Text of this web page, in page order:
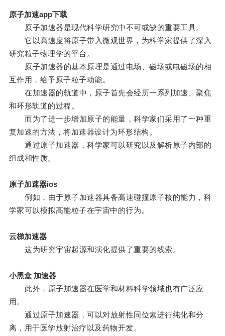
原子加速app下载
原子加速器是现代科学研究中不可或缺的重要工具。
它以高速度将原子带入微观世界，为科学家提供了深入
研究粒子物理学的平台。
原子加速器的基本原理是通过电场、磁场或电磁场的相
互作用，给予原子粒子动能。
在加速器的轨道中，原子首先会经历一系列加速、聚焦
和环形轨道的过程。
而为了进一步增加原子的能量，科学家们采用了一种重
复加速的方法，将加速器设计为环形结构。
通过原子加速器，科学家可以研究以及解析原子内部的
组成和性质。
原子加速器ios
例如，由于原子加速器具备高速碰撞原子核的能力，科
学家可以模拟高能粒子在宇宙中的行为。
云梯加速器
这为研究宇宙起源和演化提供了重要的线索。
小黑盒 加速器
此外，原子加速器在医学和材料科学领域也有广泛应
用。
通过原子加速器，可以对放射性同位素进行纯化和分
离，用于医学放射治疗以及药物开发。